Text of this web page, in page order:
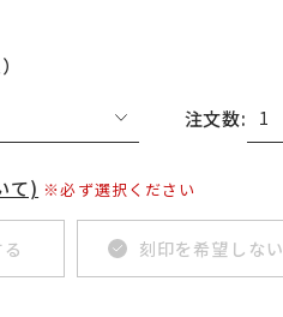
注文数:
て) ※必ず選択ください
刻印を希望しない